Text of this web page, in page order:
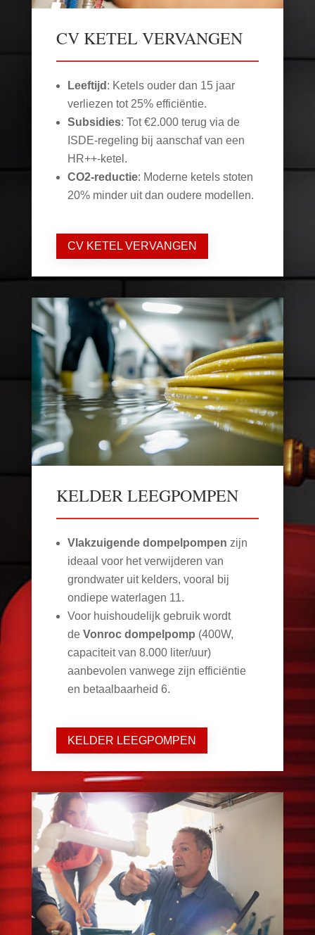
CV KETEL VERVANGEN
Leeftijd : Ketels ouder dan 15 jaar
verliezen tot 25% efficiëntie.
Subsidies: Tot €2.000 terug via de
ISDE-regeling bij aanschaf van een
HR++-ketel.
CO2-reductie: Moderne ketels stoten
20% minder uit dan oudere modellen.
CV KETEL VERVANGEN
KELDER LEEGPOMPEN
Vlakzuigende dompelpompen zijn
ideaal voor het verwijderen van
grondwater uit kelders, vooral bij
ondiepe waterlagen 11.
Voor huishoudelijk gebruik wordt
de Vonroc dompelpomp (400W,
capaciteit van 8.000 liter/uur)
aanbevolen vanwege zijn efficiëntie
en betaalbaarheid 6.
KELDER LEEGPOMPEN